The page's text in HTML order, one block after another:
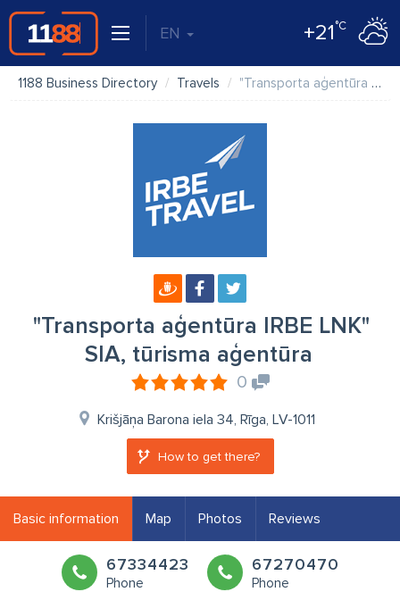
EN +21°C
1188 Business Directory Travels "Transporta aģentūra IRBE LNK" SIA, tūrisma aģentūra
"Transporta aģentūra IRBE LNK"
SIA, tūrisma aģentūra
0
Krišjāņa Barona iela 34, Rīga, LV-1011
How to get there?
Basic information Map Photos Reviews
67334423
Phone
67270470
Phone